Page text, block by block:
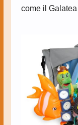
come il